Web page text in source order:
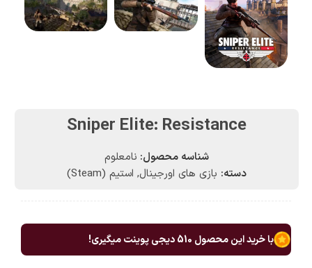
Sniper Elite: Resistance
شناسه محصول: نامعلوم
دسته: بازی های اورجینال, استیم (Steam)
با خرید این محصول 510دیجی پوینت میگیری!